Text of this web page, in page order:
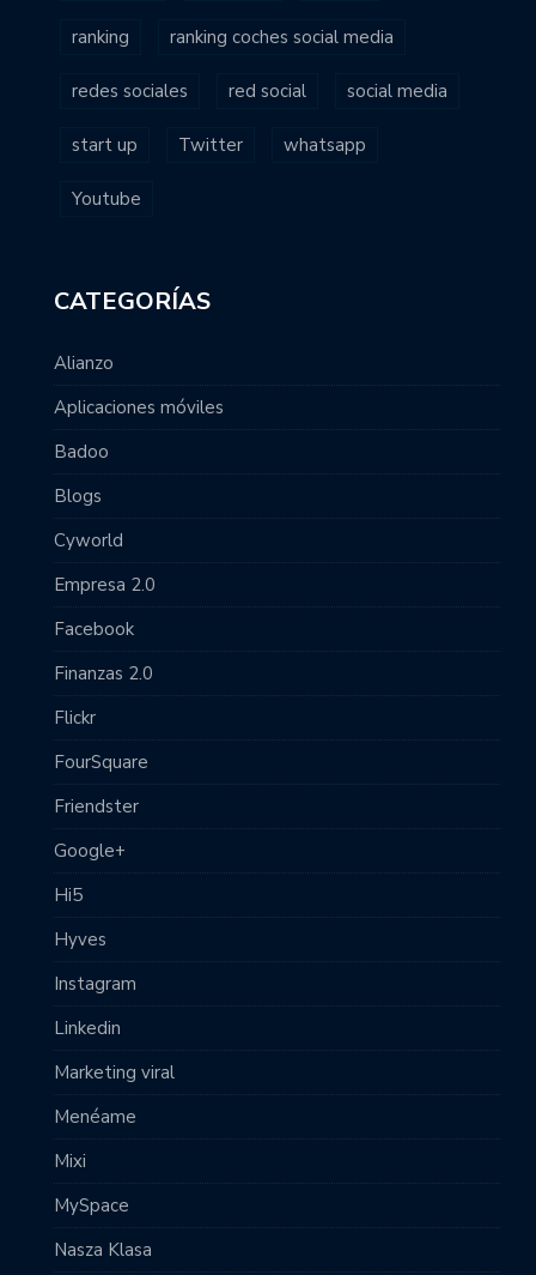
ranking ranking coches social media
redes sociales red social social media
start up Twitter whatsapp
Youtube
CATEGORÍAS
Alianzo
Aplicaciones móviles
Badoo
Blogs
Cyworld
Empresa 2.0
Facebook
Finanzas 2.0
Flickr
FourSquare
Friendster
Google+
Hi5
Hyves
Instagram
Linkedin
Marketing viral
Menéame
Mixi
MySpace
Nasza Klasa